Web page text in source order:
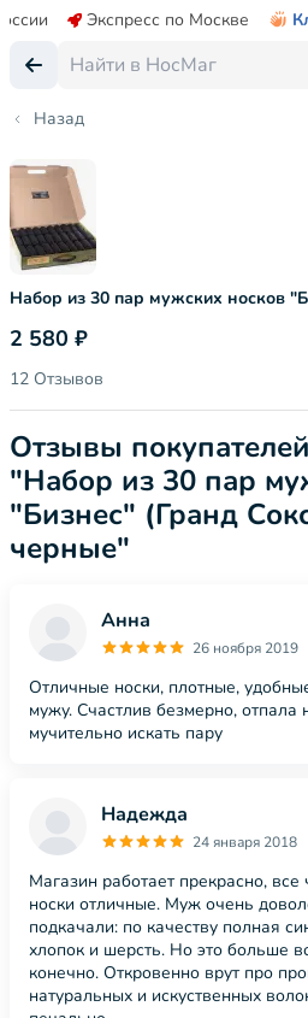
Экспресс по Москве
Назад
Набор из 30 пар мужских носков
2 580 ₽
12 Отзывов
Отзывы
"Набор из 30 пар
"Бизнес" (Гранд
черные"
Анна
26 ноября 2019
Отличные носки, плотные,
мужу. Счастлив безмерно, отпала
мучительно искать пару
Надежда
24 января 2018
Магазин работает прекрасно,
носки отличные. Муж очень
подкачали: по качеству полная
хлопок и шерсть. Но это больше
конечно. Откровенно врут про
натуральных и искуственных